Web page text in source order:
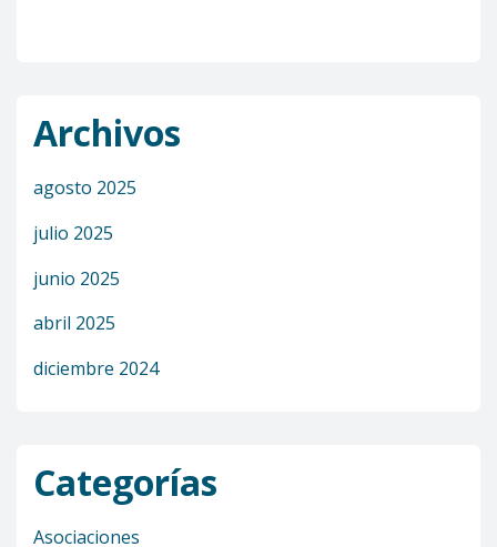
Archivos
agosto 2025
julio 2025
junio 2025
abril 2025
diciembre 2024
Categorías
Asociaciones